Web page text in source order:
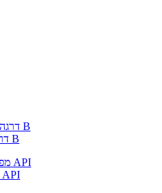
צינור פלדה A106 דרגה B
צינור פלדה 5L מפרט API